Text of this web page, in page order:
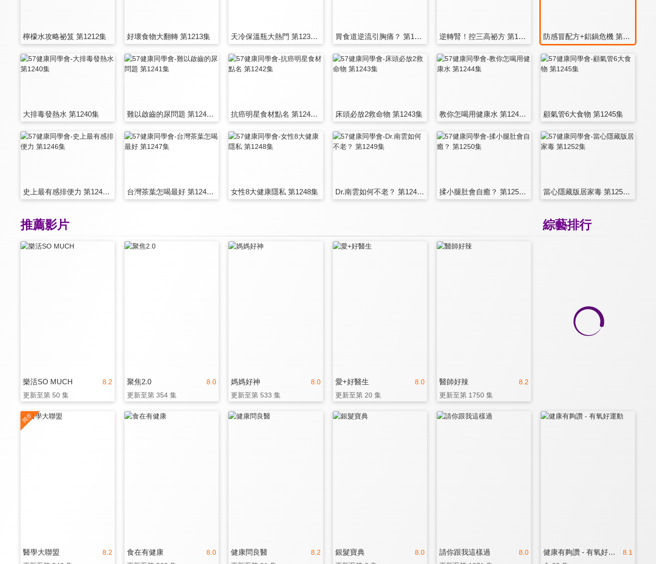
檸檬水攻略祕笈 第1212集 好壞食物大翻轉 第1213集 天冷保溫瓶大熱門 第1236集 胃食道逆流引胸痛？ 第1237集 逆轉腎！控三高祕方 第1238集 防感冒配方+鋁鍋危機 第1239集
大排毒發熱水 第1240集 難以啟齒的尿問題 第1241集 抗癌明星食材點名 第1242集 床頭必放2救命物 第1243集 教你怎喝用健康水 第1244集 顧氣管6大食物 第1245集
史上最有感排便力 第1246集 台灣茶葉怎喝最好 第1247集 女性8大健康隱私 第1248集 Dr.南雲如何不老？ 第1249集 揉小腿肚會自癒？ 第1250集 當心隱藏版居家毒 第1252集
綜藝排行
推薦影片
8.2
樂活SO MUCH
更新至第 50 集
8.0
聚焦2.0
更新至第 354 集
8.0
媽媽好神
更新至第 533 集
8.0
愛+好醫生
更新至第 20 集
8.2
醫師好辣
更新至第 1750 集
8.2
醫學大聯盟 8.0
食在有健康 8.2
健康問良醫 8.0
銀髮寶典 8.0
請你跟我這樣過 8.1
健康有夠讚 - 有氧好運動